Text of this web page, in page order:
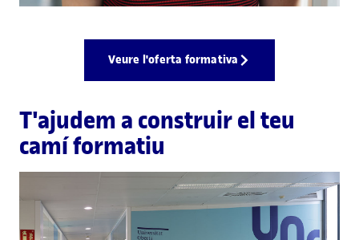
Veure l'oferta formativa
T'ajudem a construir el teu
camí formatiu